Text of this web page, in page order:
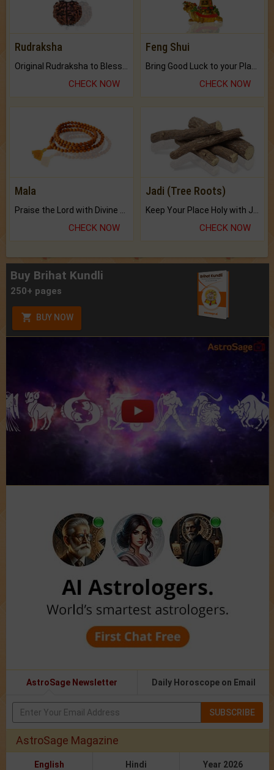
Rudraksha
CHECK NOW
Feng Shui
CHECK NOW
Mala
CHECK NOW
Jadi (Tree Roots)
CHECK NOW
Buy Brihat Kundli
250+ pages
BUY NOW
AstroSage Newsletter Daily Horoscope on Email
SUBSCRIBE
AstroSage Magazine
English Hindi Year 2026